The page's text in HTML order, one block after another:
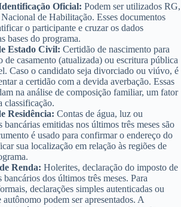
Oficial: Podem ser utilizados RG,
de Habilitação. Esses documentos
o participante e cruzar os dados
bases do programa.
Estado Civil: Certidão de nascimento para
de casamento (atualizada) ou escritura pública
Caso o candidato seja divorciado ou viúvo, é
a certidão com a devida averbação. Essas
na análise de composição familiar, um fator
classificação.
Residência: Contas de água, luz ou
bancárias emitidas nos últimos três meses são
é usado para confirmar o endereço do
sua localização em relação às regiões de
Renda: Holerites, declaração do imposto de
bancários dos últimos três meses. Para
declarações simples autenticadas ou
podem ser apresentados. A